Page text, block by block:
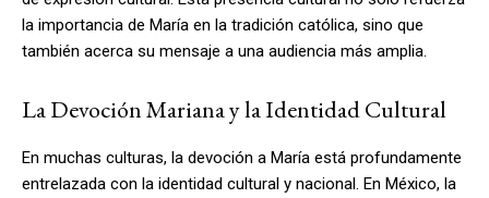
la importancia de María en la tradición católica, sino que
también acerca su mensaje a una audiencia más amplia.
La Devoción Mariana y la Identidad Cultural
En muchas culturas, la devoción a María está profundamente
entrelazada con la identidad cultural y nacional. En México, la